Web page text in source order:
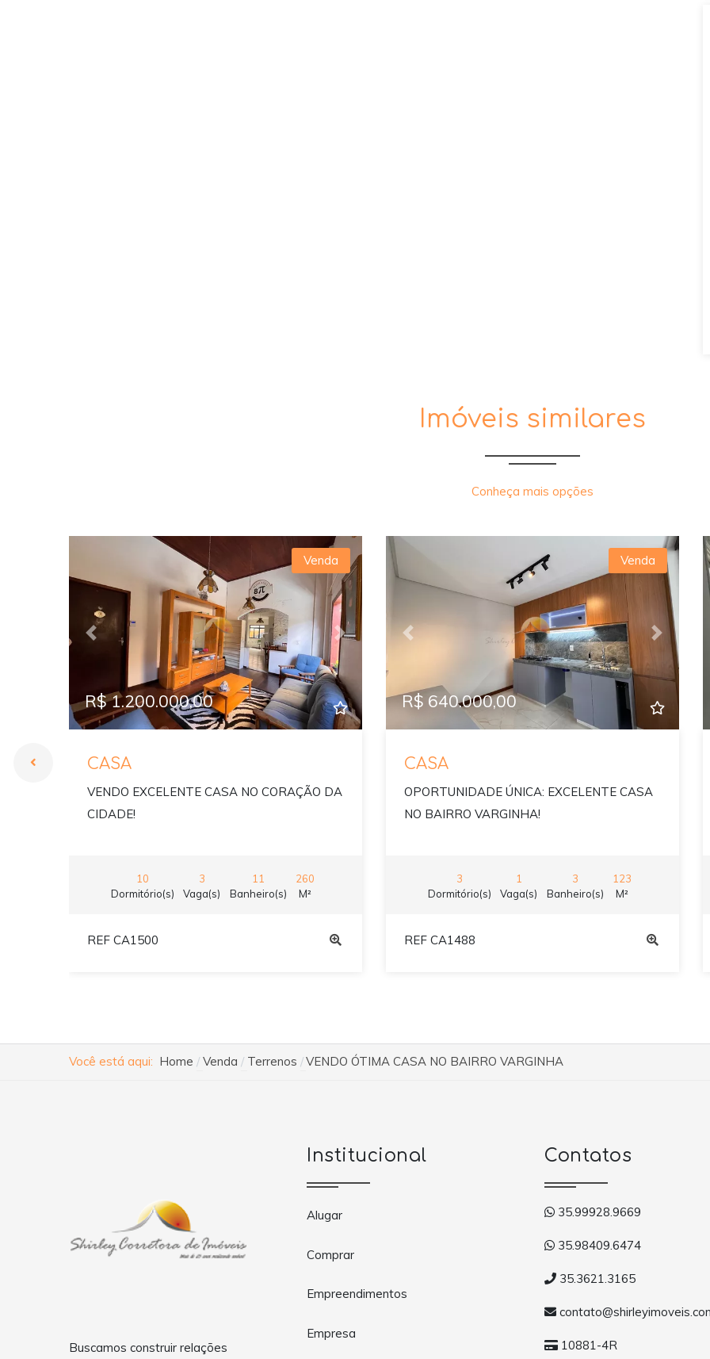
Imóveis similares
Conheça mais opções
Previous Next
Venda
R$ 1.200.000,00
CASA
VENDO EXCELENTE CASA NO CORAÇÃO DA
CIDADE!
10
Dormitório(s)
3
Vaga(s)
11
Banheiro(s)
260
M²
REF CA1500
Previous Next
Venda
R$ 640.000,00
CASA
OPORTUNIDADE ÚNICA: EXCELENTE CASA
NO BAIRRO VARGINHA!
3
Dormitório(s)
1
Vaga(s)
3
Banheiro(s)
123
M²
REF CA1488
Você está aqui: Home Venda Terrenos VENDO ÓTIMA CASA NO BAIRRO VARGINHA
Buscamos construir relações
Institucional
Alugar
Comprar
Empreendimentos
Empresa
Contatos
35.99928.9669
35.98409.6474
35.3621.3165
10881-4R